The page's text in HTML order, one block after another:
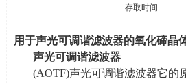
存取时间
用于声光可调谐滤波器的氧化碲晶
声光可调谐滤波器
(AOTF)声光可调谐滤波器它的